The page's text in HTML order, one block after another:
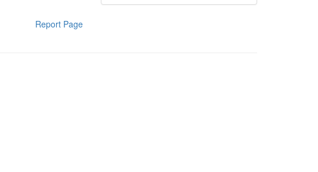
Report Page